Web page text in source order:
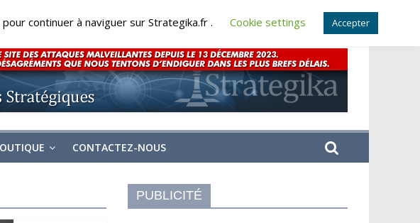
CONTACTEZ-NOUS
PUBLICITÉ
continuer à naviguer sur Strategika.fr . Cookie settings Accepter